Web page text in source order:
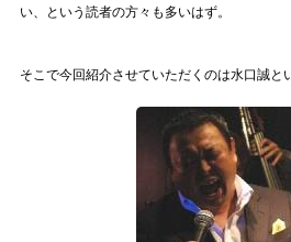
muevoコミュニティ
ぶいクラ！by muevo
い、という読者の方々も多いはず。
そこで今回紹介させていただくのは水口誠と